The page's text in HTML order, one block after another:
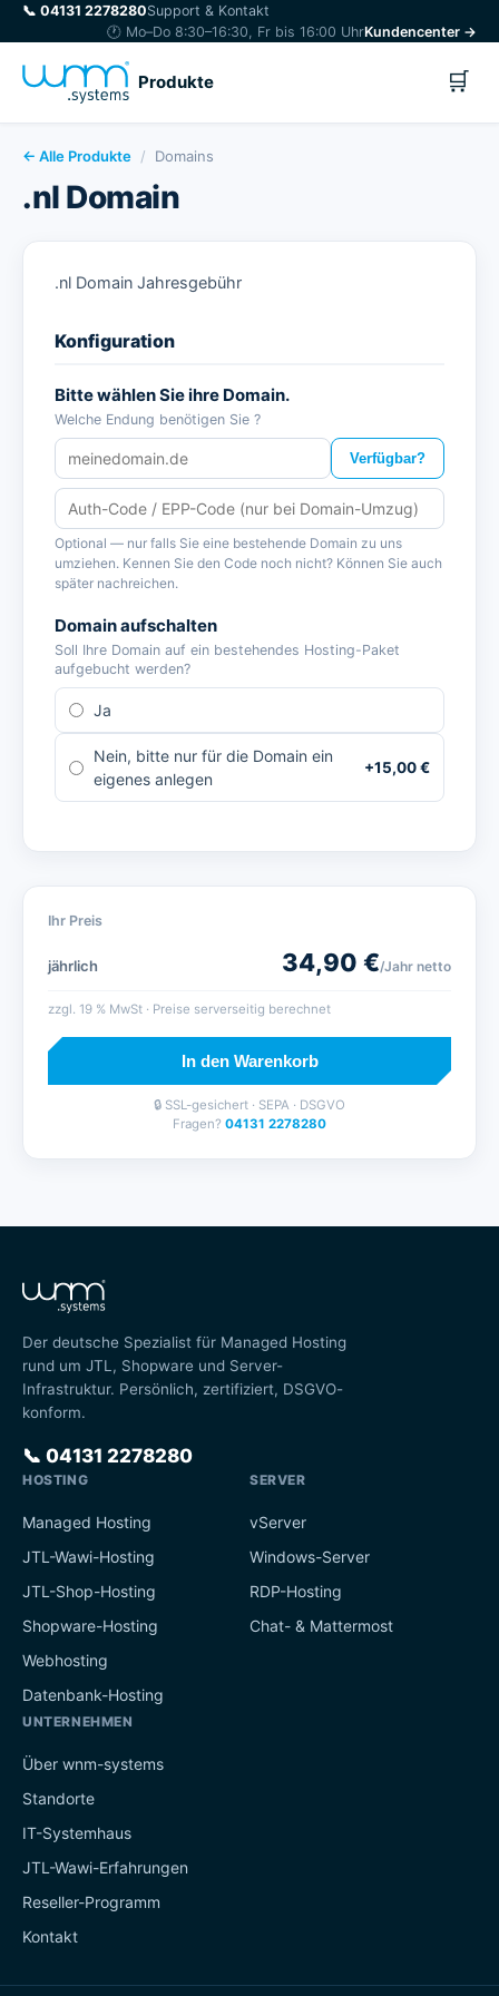
📞 04131 2278280Support & Kontakt
🕐 Mo–Do 8:30–16:30, Fr bis 16:00 UhrKundencenter →
Produkte 🛒
← Alle Produkte / Domains
.nl Domain
.nl Domain Jahresgebühr
Konfiguration
Bitte wählen Sie ihre Domain.
Welche Endung benötigen Sie ?
Verfügbar?
Optional — nur falls Sie eine bestehende Domain zu uns
umziehen. Kennen Sie den Code noch nicht? Können Sie auch
später nachreichen.
Domain aufschalten
Soll Ihre Domain auf ein bestehendes Hosting-Paket
aufgebucht werden?
Ja
Nein, bitte nur für die Domain ein
eigenes anlegen
+15,00€
Ihr Preis
jährlich 34,90 €/Jahr netto
zzgl. 19 % MwSt · Preise serverseitig berechnet
In den Warenkorb
🔒 SSL-gesichert · SEPA · DSGVO
Fragen? 04131 2278280
Der deutsche Spezialist für Managed Hosting
rund um JTL, Shopware und Server-
Infrastruktur. Persönlich, zertifiziert, DSGVO-
konform.
📞 04131 2278280
HOSTING
Managed Hosting
JTL-Wawi-Hosting
JTL-Shop-Hosting
Shopware-Hosting
Webhosting
Datenbank-Hosting
SERVER
vServer
Windows-Server
RDP-Hosting
Chat- & Mattermost
UNTERNEHMEN
Über wnm-systems
Standorte
IT-Systemhaus
JTL-Wawi-Erfahrungen
Reseller-Programm
Kontakt